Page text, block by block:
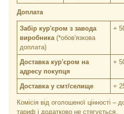
Доплата
Забір кур'єром з завода
виробника (*обов'язкова
доплата)
+
Доставка кур'єром на
адресу покупця
+
Доставка у смт/селище +
Комісія від оголошеної цінності –
тариф і додатково не стягується.